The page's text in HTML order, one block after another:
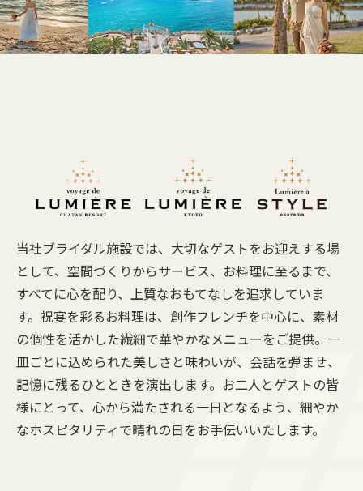
当社ブライダル施設では、大切なゲストをお迎えする場
として、空間づくりからサービス、お料理に至るまで、
すべてに心を配り、上質なおもてなしを追求していま
す。祝宴を彩るお料理は、創作フレンチを中心に、素材
の個性を活かした繊細で華やかなメニューをご提供。一
皿ごとに込められた美しさと味わいが、会話を弾ませ、
記憶に残るひとときを演出します。お二人とゲストの皆
様にとって、心から満たされる一日となるよう、細やか
なホスピタリティで晴れの日をお手伝いいたします。